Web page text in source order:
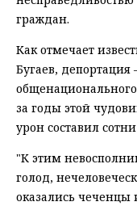
граждан.
Как отмечает
Бугаев, депортация
общенационального
за годы этой
урон составил
"К этим
голод,
оказались чеченцы